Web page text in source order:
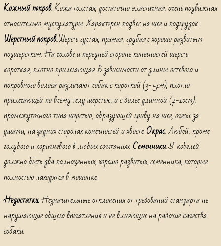
Кожный покров. Кожа толстая, достаточно эластичная, очень подвижная
относительно мускулатуры. Характерен подвес на шее и подгрудок.
Шерстный покров.Шерсть густая, прямая, грубая с хорошо развитым
подшерстком. На голове и передней стороне конечностей шерсть
короткая, плотно прилегающая. В зависимости от длины остевого и
покровного волоса различают собак с короткой (3-5см), плотно
прилегающей по всему телу шерстью, и с более длинной (7-10см),
промежуточного типа шерстью, образующей гриву на шее, очесы за
ушами, на задних сторонах конечностей и хвосте.Окрас.Любой, кроме
голубого и коричневого в любых сочетаниях.Семенники.У кобелей
должно быть два полноценных, хорошо развитых, семенника, которые
полностью находятся в мошонке.
Недостатки.Незначительные отклонения от требований стандарта не
нарушающие общего впечатления и не влияющие на рабочие качества
собаки.